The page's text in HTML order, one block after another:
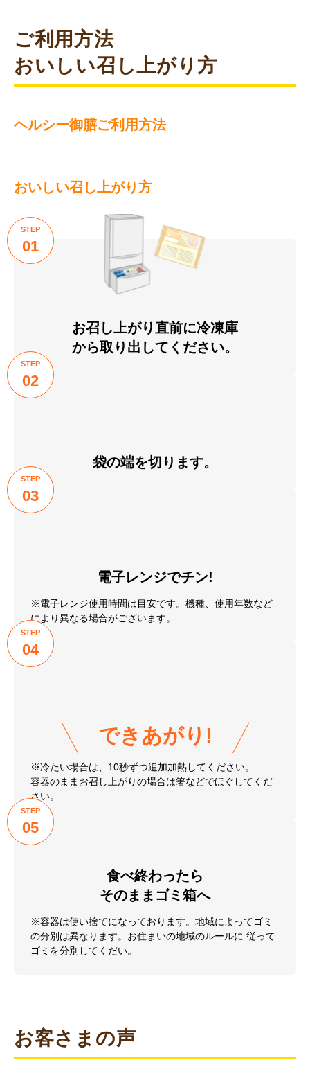
ご利用方法
おいしい召し上がり方
ヘルシー御膳ご利用方法
おいしい召し上がり方
STEP
01
お召し上がり直前に冷凍庫
から取り出してください。
STEP
02
袋の端を切ります。
STEP
03
電子レンジでチン!
※電子レンジ使用時間は目安です。機種、使用年数など
により異なる場合がございます。
STEP
04
できあがり!
※冷たい場合は、10秒ずつ追加加熱してください。
容器のままお召し上がりの場合は箸などでほぐしてくだ
さい。
STEP
05
食べ終わったら
そのままゴミ箱へ
※容器は使い捨てになっております。地域によってゴミ
の分別は異なります。お住まいの地域のルールに 従って
ゴミを分別してくだい。
お客さまの声